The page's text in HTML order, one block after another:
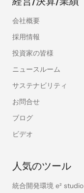
会社概要
採用情報
投資家の皆様
ニュースルーム
サステナビリティ
お問合せ
ブログ
ビデオ
人気のツール
統合開発環境 e² studio